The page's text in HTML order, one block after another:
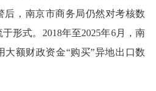
后，南京市商务局仍然对考核数
形式。2018年至2025年6月，南
大额财政资金“购买”异地出口数